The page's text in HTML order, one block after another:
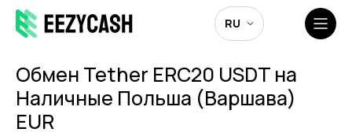
RU
Обмен Tether ERC20 USDT на
Наличные Польша (Варшава)
EUR